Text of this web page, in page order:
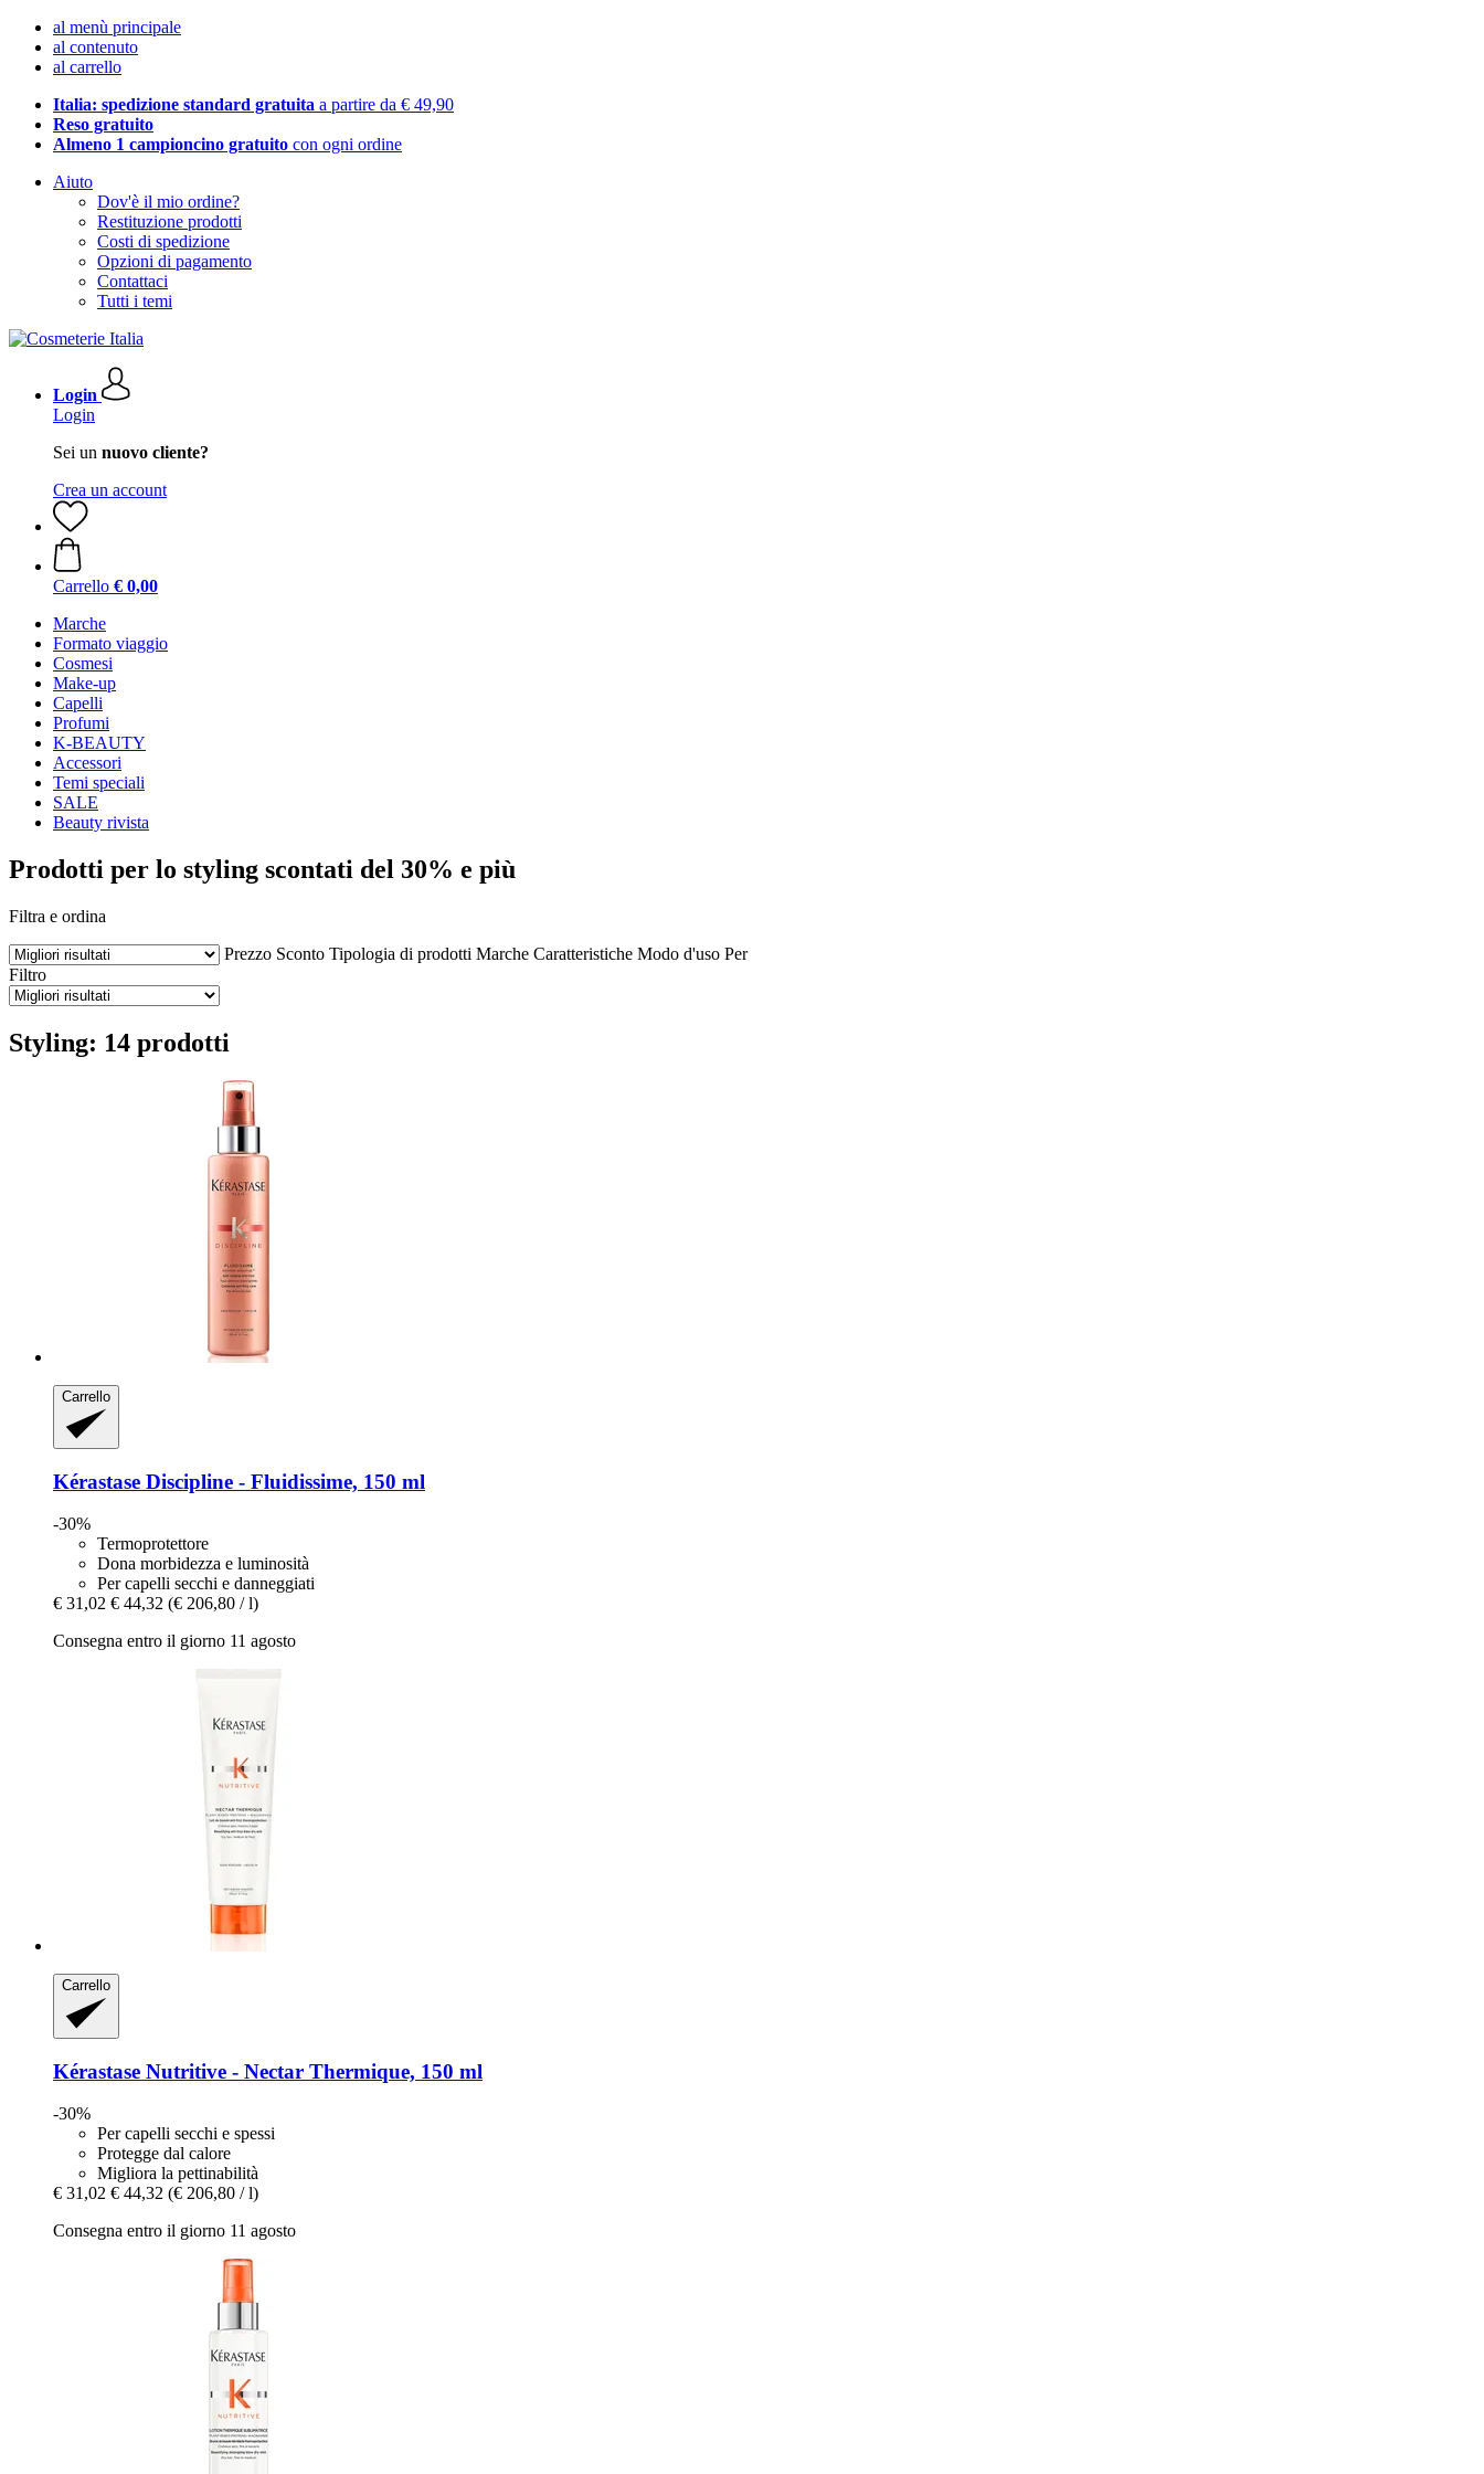
al menù principale
al contenuto
al carrello
Italia: spedizione standard gratuita a partire da € 49,90
Reso gratuito
Almeno 1 campioncino gratuito con ogni ordine
Aiuto
Dov'è il mio ordine?
Restituzione prodotti
Costi di spedizione
Opzioni di pagamento
Contattaci
Tutti i temi
Login
Login
Sei un nuovo cliente?
Crea un account
Carrello € 0,00
Marche
Formato viaggio
Cosmesi
Make-up
Capelli
Profumi
K-BEAUTY
Accessori
Temi speciali
SALE
Beauty rivista
Prodotti per lo styling scontati del 30% e più
Filtra e ordina
Prezzo Sconto Tipologia di prodotti Marche Caratteristiche Modo d'uso Per
Filtro
Styling: 14 prodotti
Carrello
Kérastase Discipline -​ Fluidissime, 150 ml
-30%
Termoprotettore
Dona morbidezza e luminosità
Per capelli secchi e danneggiati
€ 31,02 € 44,32 (€ 206,80 / l)
Consegna entro il giorno 11 agosto
Carrello
Kérastase Nutritive -​ Nectar Thermique, 150 ml
-30%
Per capelli secchi e spessi
Protegge dal calore
Migliora la pettinabilità
€ 31,02 € 44,32 (€ 206,80 / l)
Consegna entro il giorno 11 agosto